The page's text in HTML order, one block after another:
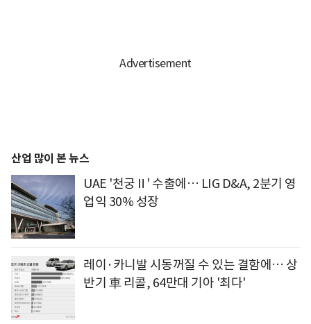
산업 많이 본 뉴스
UAE '천궁Ⅱ' 수출에… LIG D&A, 2분기 영
업익 30% 성장
레이·카니발 시동꺼질 수 있는 결함에… 상
반기 車 리콜, 64만대 기아 '최다'